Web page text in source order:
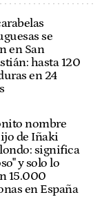
se
en San
hasta 120
en 24
nombre
de Iñaki
significa
y solo lo
15.000
en España